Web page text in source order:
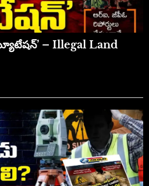
– Illegal Land